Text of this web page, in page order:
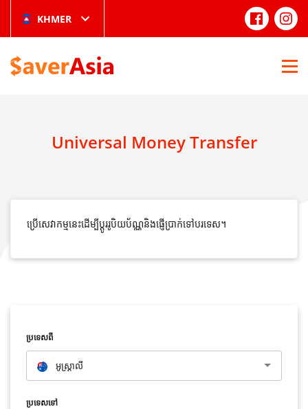
KHMER
Universal Money Transfer
ប្រើសេវាកម្មនេះដើម្បីប្តូររូបិយប័ណ្ណនិងផ្ញើប្រាក់ទៅបរទេស។
ប្រទេសពី
អូស្រ្តាលី​
ប្រទេសទៅ